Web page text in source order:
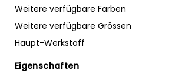
Weitere verfügbare Farben
Weitere verfügbare Grössen
Haupt-Werkstoff
Eigenschaften